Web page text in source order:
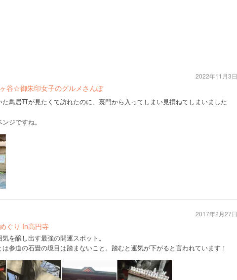
谷☆御朱印女子のグルメさんぽ
た鳥居⛩が見たくて訪れたのに、裏門から入ってしまい見損ねてしまいました
ジですね。
2022年11月3日
ぐり In高円寺
を醸し出す最強の開運スポット。
は参道の石畳の境目は踏まないこと。踏むと運気が下がると言われています！
2017年2月27日